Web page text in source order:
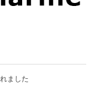
ました